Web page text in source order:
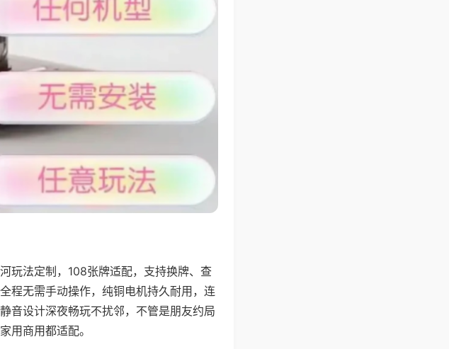
玩法定制，108张牌适配，支持换牌、查
程无需手动操作，纯铜电机持久耐用，连
音设计深夜畅玩不扰邻，不管是朋友约局
用商用都适配。